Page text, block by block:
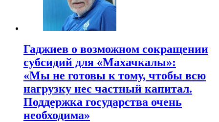
Гаджиев о возможном сокращении
субсидий для «Махачкалы»:
«Мы не готовы к тому, чтобы всю
нагрузку нес частный капитал.
Поддержка государства очень
необходима»